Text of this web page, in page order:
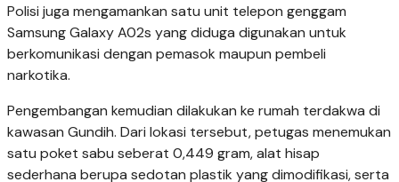
Polisi juga mengamankan satu unit telepon genggam
Samsung Galaxy A02s yang diduga digunakan untuk
berkomunikasi dengan pemasok maupun pembeli
narkotika.
Pengembangan kemudian dilakukan ke rumah terdakwa di
kawasan Gundih. Dari lokasi tersebut, petugas menemukan
satu poket sabu seberat 0,449 gram, alat hisap
sederhana berupa sedotan plastik yang dimodifikasi, serta